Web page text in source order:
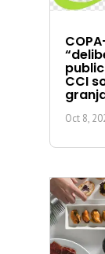
CCI
Oct 8,